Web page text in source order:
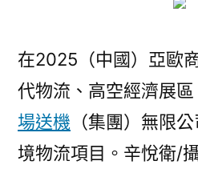
在2025（中國）亞歐
代物流、高空經濟展
場送機 （集團）無限
境物流項目。辛悅衛/